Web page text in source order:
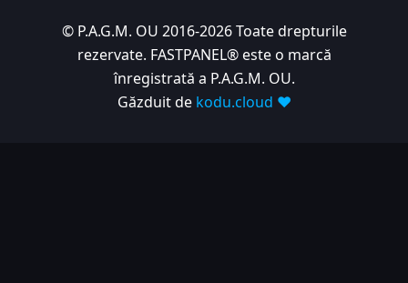
© P.A.G.M. OU 2016-2026 Toate drepturile
rezervate. FASTPANEL® este o marcă
înregistrată a P.A.G.M. OU.
Găzduit de kodu.cloud ❤️